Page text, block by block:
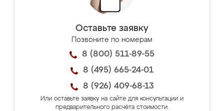
Оставьте заявку
Позвоните по номерам
8 (800) 511-89-55
8 (495) 665-24-01
8 (926) 409-68-13
Или оставьте заявку на сайте для консультации и
предварительного расчёта стоимости.